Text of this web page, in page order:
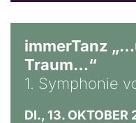
immerTanz
Traum…“
1. Symphonie
DI., 13. OKTOBER